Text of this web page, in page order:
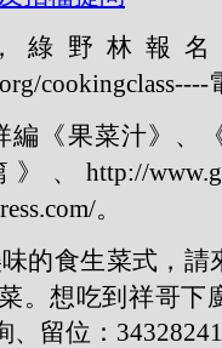
綠野林報
cookingclass----
編《果菜汁》、
、 http://
。
的食生菜式，請
。想吃到祥哥下
留位：